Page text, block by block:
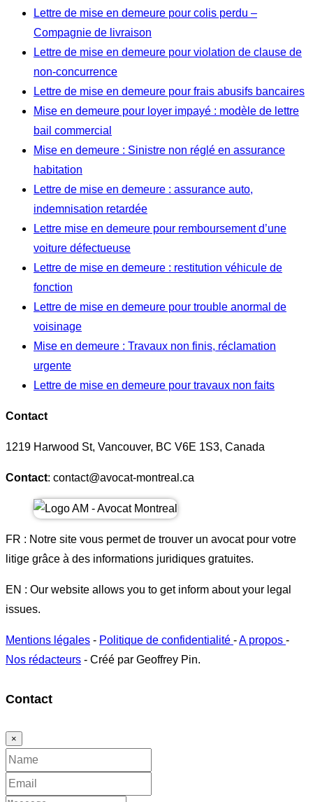
Lettre de mise en demeure pour colis perdu –
Compagnie de livraison
Lettre de mise en demeure pour violation de clause de
non-concurrence
Lettre de mise en demeure pour frais abusifs bancaires
Mise en demeure pour loyer impayé : modèle de lettre
bail commercial
Mise en demeure : Sinistre non réglé en assurance
habitation
Lettre de mise en demeure : assurance auto,
indemnisation retardée
Lettre mise en demeure pour remboursement d’une
voiture défectueuse
Lettre de mise en demeure : restitution véhicule de
fonction
Lettre de mise en demeure pour trouble anormal de
voisinage
Mise en demeure : Travaux non finis, réclamation
urgente
Lettre de mise en demeure pour travaux non faits
Contact
1219 Harwood St, Vancouver, BC V6E 1S3, Canada
Contact: contact@avocat-montreal.ca
FR : Notre site vous permet de trouver un avocat pour votre
litige grâce à des informations juridiques gratuites.
EN : Our website allows you to get inform about your legal
issues.
Mentions légales - Politique de confidentialité -A propos -
Nos rédacteurs - Créé par Geoffrey Pin.
Contact
×